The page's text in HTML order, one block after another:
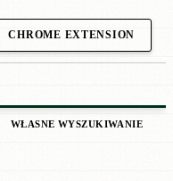
CHROME EXTENSION
WŁASNE WYSZUKIWANIE